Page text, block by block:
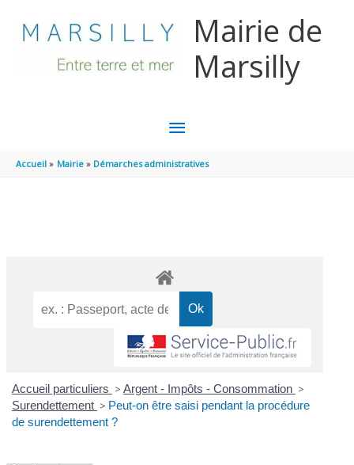
Mairie de
Marsilly
MENU
PRINCIPAL
Accueil Mairie Démarches administratives
Accueil particuliers > Argent - Impôts - Consommation >
Surendettement > Peut-on être saisi pendant la procédure
de surendettement ?